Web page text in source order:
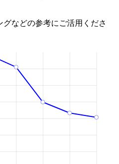
などの参考にご活用くださ